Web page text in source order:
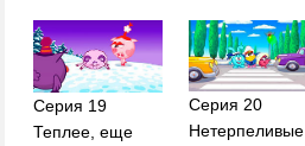
Серия 19
Теплее, еще
Серия 20
Нетерпеливые